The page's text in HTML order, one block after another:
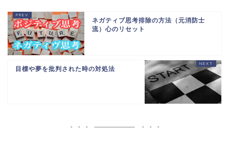
ネガティブ思考排除の方法（元消防士
流）心のリセット
目標や夢を批判された時の対処法